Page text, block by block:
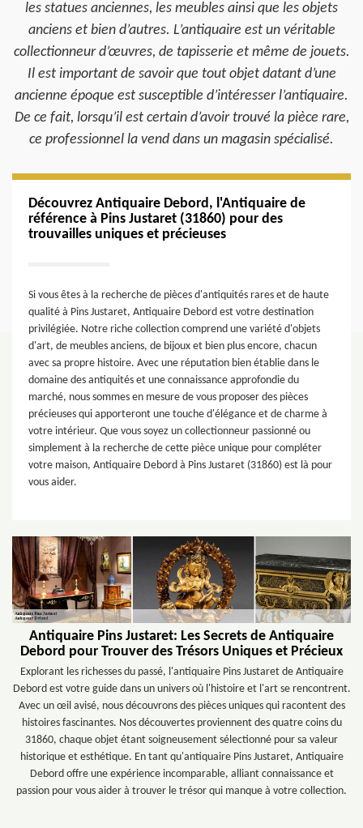
les statues anciennes, les meubles ainsi que les objets
anciens et bien d’autres. L’antiquaire est un véritable
collectionneur d’œuvres, de tapisserie et même de jouets.
Il est important de savoir que tout objet datant d’une
ancienne époque est susceptible d’intéresser l’antiquaire.
De ce fait, lorsqu’il est certain d’avoir trouvé la pièce rare,
ce professionnel la vend dans un magasin spécialisé.
Découvrez Antiquaire Debord, l'Antiquaire de
référence à Pins Justaret (31860) pour des
trouvailles uniques et précieuses
Si vous êtes à la recherche de pièces d'antiquités rares et de haute
qualité à Pins Justaret, Antiquaire Debord est votre destination
privilégiée. Notre riche collection comprend une variété d'objets
d'art, de meubles anciens, de bijoux et bien plus encore, chacun
avec sa propre histoire. Avec une réputation bien établie dans le
domaine des antiquités et une connaissance approfondie du
marché, nous sommes en mesure de vous proposer des pièces
précieuses qui apporteront une touche d'élégance et de charme à
votre intérieur. Que vous soyez un collectionneur passionné ou
simplement à la recherche de cette pièce unique pour compléter
votre maison, Antiquaire Debord à Pins Justaret (31860) est là pour
vous aider.
Antiquaire Pins Justaret: Les Secrets de Antiquaire
Debord pour Trouver des Trésors Uniques et Précieux
Explorant les richesses du passé, l'antiquaire Pins Justaret de Antiquaire
Debord est votre guide dans un univers où l'histoire et l'art se rencontrent.
Avec un œil avisé, nous découvrons des pièces uniques qui racontent des
histoires fascinantes. Nos découvertes proviennent des quatre coins du
31860, chaque objet étant soigneusement sélectionné pour sa valeur
historique et esthétique. En tant qu'antiquaire Pins Justaret, Antiquaire
Debord offre une expérience incomparable, alliant connaissance et
passion pour vous aider à trouver le trésor qui manque à votre collection.